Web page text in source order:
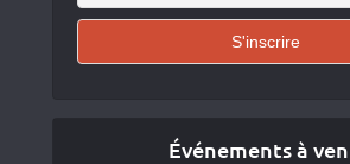
Événements à